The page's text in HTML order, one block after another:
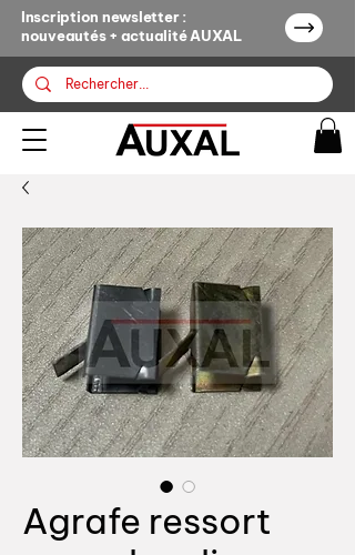
Inscription newsletter :
nouveautés + actualité AUXAL
Agrafe ressort